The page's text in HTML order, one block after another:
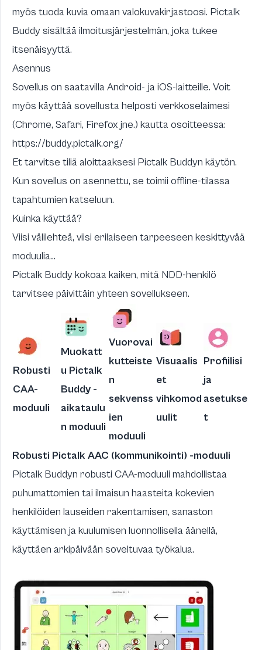
myös tuoda kuvia omaan valokuvakirjastoosi. Pictalk
Buddy sisältää ilmoitusjärjestelmän, joka tukee
itsenäisyyttä.
Asennus
Sovellus on saatavillaAndroid- jaiOS-laitteille. Voit
myös käyttää sovellusta helposti verkkoselaimesi
(Chrome, Safari, Firefox jne.) kautta osoitteessa:
https://buddy.pictalk.org/
Et tarvitse tiliä aloittaaksesi Pictalk Buddyn käytön.
Kun sovellus on asennettu, se toimii offline-tilassa
tapahtumien katseluun.
Kuinka käyttää?
Viisi välilehteä, viisi erilaiseen tarpeeseen keskittyvää
moduulia...
Pictalk Buddy kokoaa kaiken, mitä NDD-henkilö
tarvitsee päivittäin yhteen sovellukseen.
Robusti
CAA-
moduuli
Muokatt
u Pictalk
Buddy -
aikataulu
n moduuli
Vuorovai
kutteiste
n
sekvenss
ien
moduuli
Visuaalis
et
vihkomod
uulit
Profiilisi
ja
asetukse
t
Robusti Pictalk AAC (kommunikointi) -moduuli
Pictalk Buddyn robusti CAA-moduuli mahdollistaa
puhumattomien tai ilmaisun haasteita kokevien
henkilöiden lauseiden rakentamisen, sanaston
käyttämisen ja kuulumisen luonnollisella äänellä,
käyttäen arkipäivään soveltuvaa työkalua.